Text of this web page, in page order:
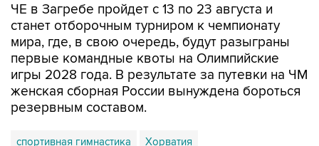
ЧЕ в Загребе пройдет с 13 по 23 августа и
станет отборочным турниром к чемпионату
мира, где, в свою очередь, будут разыграны
первые командные квоты на Олимпийские
игры 2028 года. В результате за путевки на ЧМ
женская сборная России вынуждена бороться
резервным составом.
спортивная гимнастика Хорватия